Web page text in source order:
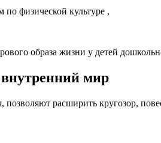
по физической культуре ,
образа жизни у детей
мир
расширить кругозор,